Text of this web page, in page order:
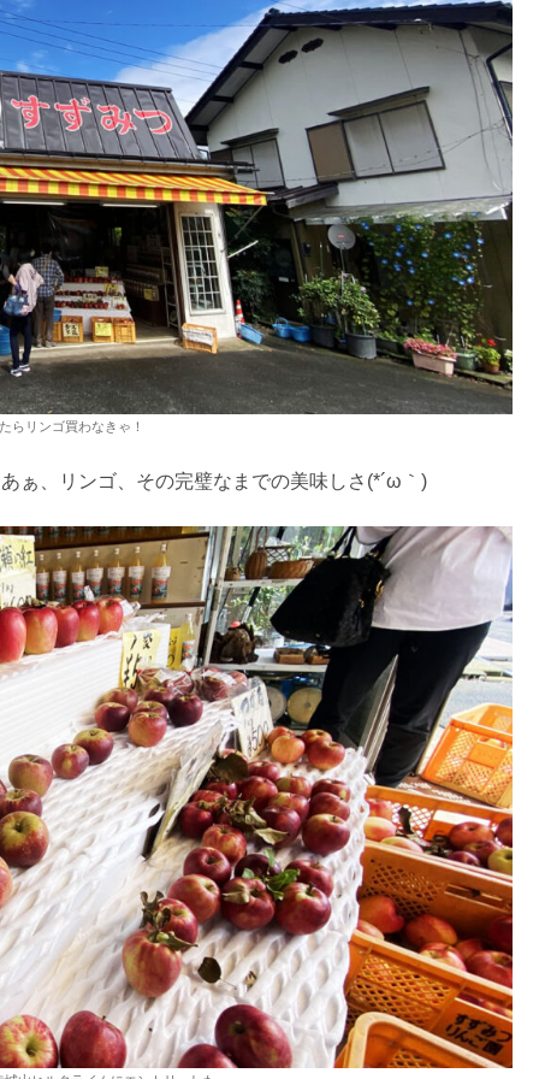
らリンゴ買わなきゃ！
ぁ、リンゴ、その完璧なまでの美味しさ(*´ω｀)